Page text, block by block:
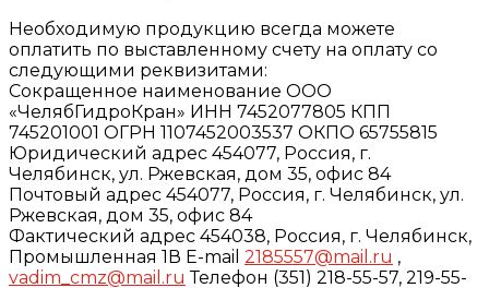
Необходимую продукцию всегда можете
оплатить по выставленному счету на оплату со
следующими реквизитами:
Сокращенное наименование ООО
«ЧелябГидроКран» ИНН 7452077805 КПП
745201001 ОГРН 1107452003537 ОКПО 65755815
Юридический адрес 454077, Россия, г.
Челябинск, ул. Ржевская, дом 35, офис 84
Почтовый адрес 454077, Россия, г. Челябинск, ул.
Ржевская, дом 35, офис 84
Фактический адрес 454038, Россия, г. Челябинск,
Промышленная 1В E-mail 2185557@mail.ru ,
vadim_cmz@mail.ru Телефон (351) 218-55-57, 219-55-